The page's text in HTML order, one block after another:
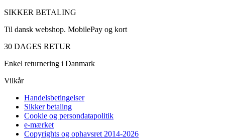
SIKKER BETALING
Til dansk webshop. MobilePay og kort
30 DAGES RETUR
Enkel returnering i Danmark
Vilkår
Handelsbetingelser
Sikker betaling
Cookie og persondatapolitik
e-mærket
Copyrights og ophavsret 2014-2026